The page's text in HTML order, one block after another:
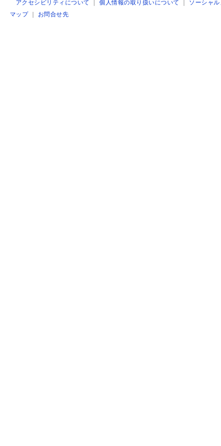
アクセシビリティについて ｜個人情報の取り扱いについて
ソーシャ
マップ｜ お問合せ先